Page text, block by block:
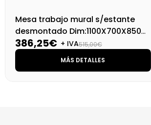
Mesa trabajo mural s/estante
desmontado Dim:1100X700X850
Mm
386,25€ + IVA515,00€
MÁS DETALLES